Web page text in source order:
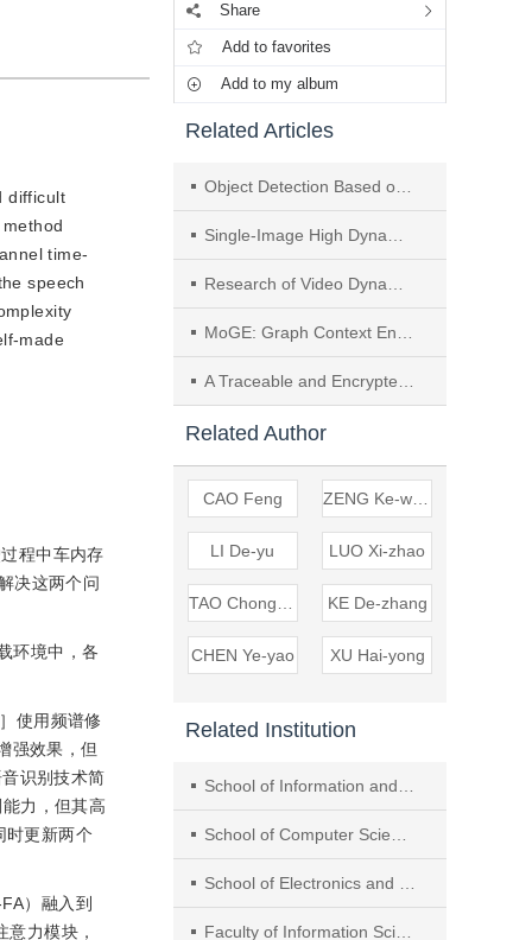
difficult
time-
speech
made
程中车内存
决这两个问
环境中，各
］使用频谱修
强效果，但
识别技术简
力，但其高
时更新两个
）融入到
力模块，
Share
Add to favorites
Add to my album
Related Articles
Object Detection Based on EIMYOLO for High-Resolution Remote Sensing Images
Single-Image High Dynamic Range Reconstruction Based on Multi-Attention and Perceptual Weighted Learning
Research of Video Dynamic Quality Evaluation Based on Human Perception and Memory
MoGE: Graph Context Enhanced Multi-Task Recommendation Method
A Traceable and Encrypted Malicious Traffic Detection Scheme Based on Set Pre-Constrained Encryption
Related Author
CAO Feng
LI De-yu LUO Xi-zhao
KE De-zhang
CHEN Ye-yao XU Hai-yong
Related Institution
School of Information and Technology, Shanxi University
School of Computer Science and Technology, Soochow University
School of Electronics and Information Engineering, Suzhou University of Science and Technology
Faculty of Information Science and Engineering, Ningbo University